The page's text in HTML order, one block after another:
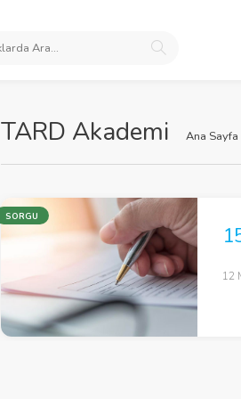
TARD Akademi Ana Sayfa
SORGU
12